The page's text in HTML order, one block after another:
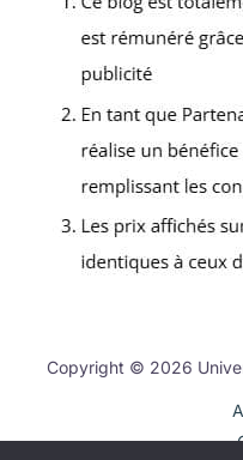
Copyright © 2026